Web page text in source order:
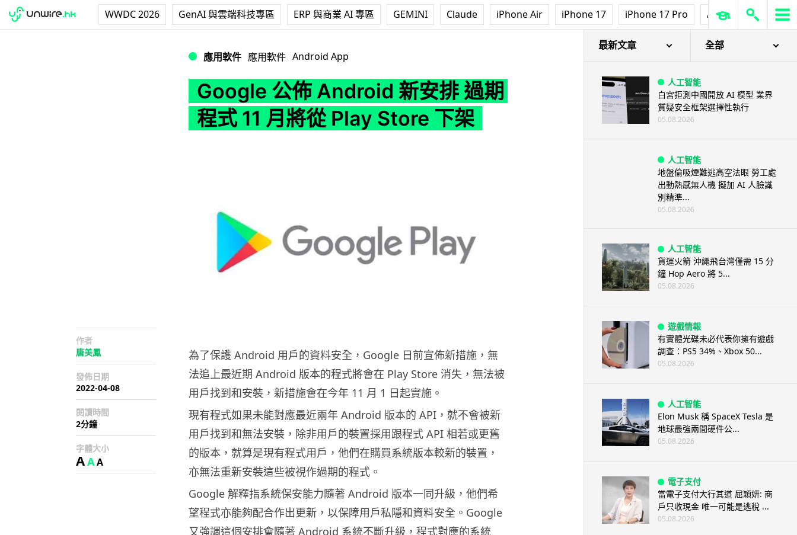
WWDC 2026 GenAI 與雲端科技專區 ERP 與商業 AI 專區 GEMINI Claude iPhone Air iPhone 17 iPhone 17 Pro AirPods Pro 3
應用軟件 應用軟件 Android App
Google 公佈 Android 新安排 過期
程式 11 月將從 Play Store 下架
作者
唐美鳳
發佈日期
2022-04-08
閱讀時間
2分鐘
字體大小
AAA
為了保護 Android 用戶的資料安全，Google 日前宣佈新措施，無
法追上最近期 Android 版本的程式將會在 Play Store 消失，無法被
用戶找到和安裝，新措施會在今年 11 月 1 日起實施。
現有程式如果未能對應最近兩年 Android 版本的 API，就不會被新
用戶找到和無法安裝，除非用戶的裝置採用跟程式 API 相若或更舊
的版本，就算是現有程式用戶，他們在購買系統版本較新的裝置，
亦無法重新安裝這些被視作過期的程式。
Google 解釋指系統保安能力隨著 Android 版本一同升級，他們希
望程式亦能夠配合作出更新，以保障用戶私隱和資料安全。Google
又強調這個安排會隨著 Android 系統不斷升級，程式對應的系統
最新文章 全部
人工智能
白宮拒測中國開放 AI 模型 業界
質疑安全框架選擇性執行
05.08.2026
人工智能
地盤偷吸煙難逃高空法眼 勞工處
出動熱感無人機 擬加 AI 人臉識
別精準...
05.08.2026
人工智能
貨運火箭 沖繩飛台灣僅需 15 分
鐘 Hop Aero 將 5...
05.08.2026
遊戲情報
有實體光碟未必代表你擁有遊戲
調查：PS5 34%、Xbox 50...
05.08.2026
人工智能
Elon Musk 稱 SpaceX Tesla 是
地球最強兩間硬件公...
05.08.2026
電子支付
當電子支付大行其道 屈穎妍: 商
戶只收現金 唯一可能是逃稅 ...
05.08.2026